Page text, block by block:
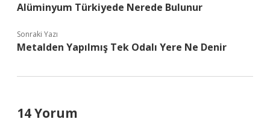
Alüminyum Türkiyede Nerede Bulunur
Sonraki Yazı
Metalden Yapılmış Tek Odalı Yere Ne Denir
14 Yorum